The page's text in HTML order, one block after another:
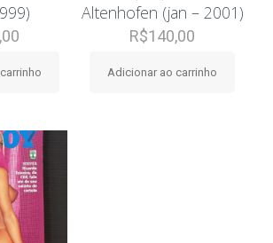
Altenhofen (jan – 2001)
R$140,00
Adicionar ao carrinho